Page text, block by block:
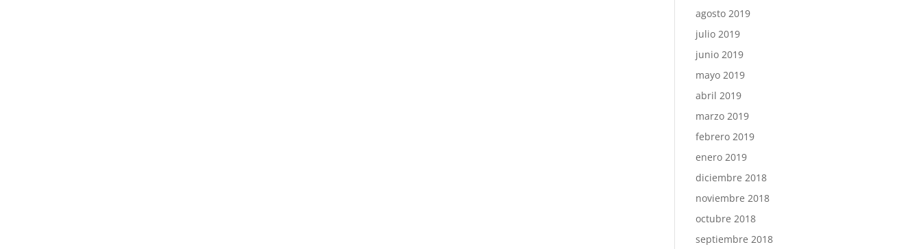
agosto 2019
julio 2019
junio 2019
mayo 2019
abril 2019
marzo 2019
febrero 2019
enero 2019
diciembre 2018
noviembre 2018
octubre 2018
septiembre 2018